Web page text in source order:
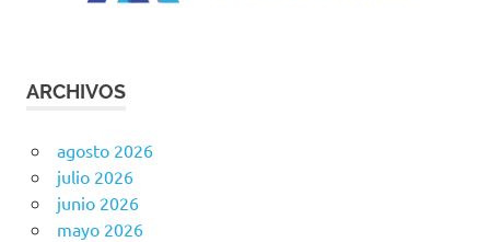
ARCHIVOS
agosto 2026
julio 2026
junio 2026
mayo 2026